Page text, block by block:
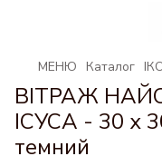
МЕНЮ Каталог
ВІТРАЖ
ІСУСА - 30 х
темний